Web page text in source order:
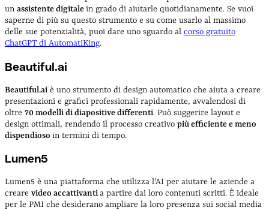
un assistente digitalein grado di aiutarle quotidianamente. Se vuoi
saperne di più su questo strumento e su come usarlo al massimo
delle sue potenzialità, puoi dare uno sguardo al corso gratuito
ChatGPT di AutomatiKing.
Beautiful.ai
Beautiful.ai è uno strumento di design automatico che aiuta a creare
presentazioni e grafici professionali rapidamente, avvalendosi di
oltre 70 modelli di diapositive differenti. Può suggerire layout e
design ottimali, rendendo il processo creativo più efficiente e meno
dispendioso in termini di tempo.
Lumen5
Lumen5 è una piattaforma che utilizza l'AI per aiutare le aziende a
creare video accattivantia partire dai loro contenuti scritti. È ideale
per le PMI che desiderano ampliare la loro presenza sui social media